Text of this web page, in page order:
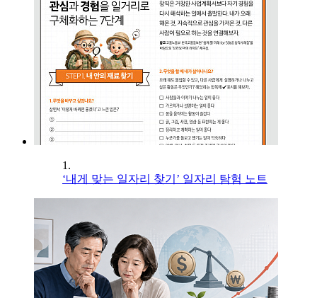
1.
‘내게 맞는 일자리 찾기’ 일자리 탐험 노트